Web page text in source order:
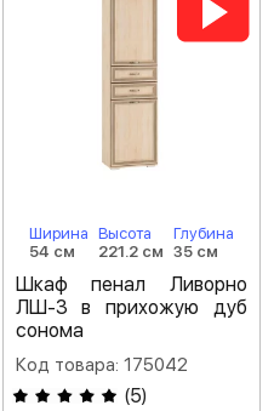
Ширина
54 см
Высота
221.2 см
Глубина
35 см
Шкаф пенал Ливорно
ЛШ-3 в прихожую дуб
сонома
Код товара: 175042
(5)